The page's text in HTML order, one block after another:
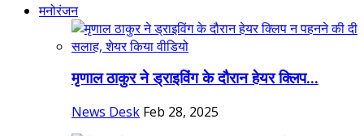
मनोरंजन
मृणाल ठाकुर ने ड्राइविंग के दौरान हेयर क्लिप...
News Desk Feb 28, 2025